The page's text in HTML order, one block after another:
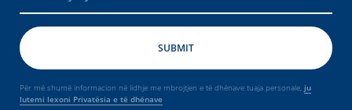
Për më shumë informacion në lidhje me mbrojtjen e të dhënave tuaja personale, ju
lutemi lexoni Privatësia e të dhënave